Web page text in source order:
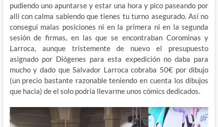
pudiendo uno apuntarse y estar una hora y pico paseando por
allí con calma sabiendo que tienes tu turno asegurado. Así no
conseguí malas posiciones ni en la primera ni en la segunda
sesión de firmas, en las que se encontraban Corominas y
Larroca, aunque tristemente de nuevo el presupuesto
asignado por Diógenes para esta expedición no daba para
mucho y dado que Salvador Larroca cobraba 50€ por dibujo
(un precio bastante razonable teniendo en cuenta los dibujos
que hacia) de el solo podría llevarme unos cómics dedicados.